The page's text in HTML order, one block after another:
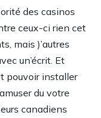
des casinos
ceux-ci rien cet
mais )’autres
un’écrit. Et
pouvoir installer
du votre
canadiens